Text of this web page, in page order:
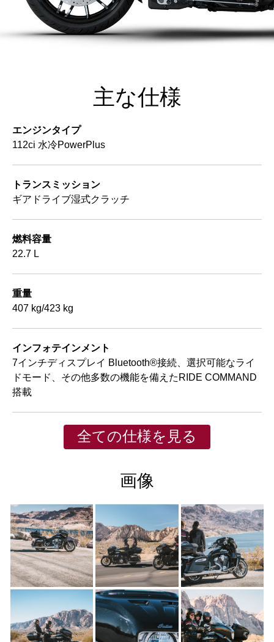
主な仕様
エンジンタイプ
112ci 水冷PowerPlus
トランスミッション
ギアドライブ湿式クラッチ
燃料容量
22.7 L
重量
407 kg/423 kg
インフォテインメント
7インチディスプレイ Bluetooth®接続、選択可能なライ
ドモード、その他多数の機能を備えたRIDE COMMAND
搭載
全ての仕様を見る
画像